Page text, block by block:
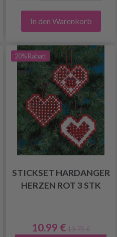
In den Warenkorb
20% Rabatt
STICKSET HARDANGER
HERZEN ROT 3 STK
10.99 € 13.75 €